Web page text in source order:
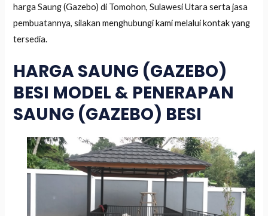
harga Saung (Gazebo) di Tomohon, Sulawesi Utara serta jasa
pembuatannya, silakan menghubungi kami melalui kontak yang
tersedia.
HARGA SAUNG (GAZEBO)
BESI MODEL & PENERAPAN
SAUNG (GAZEBO) BESI